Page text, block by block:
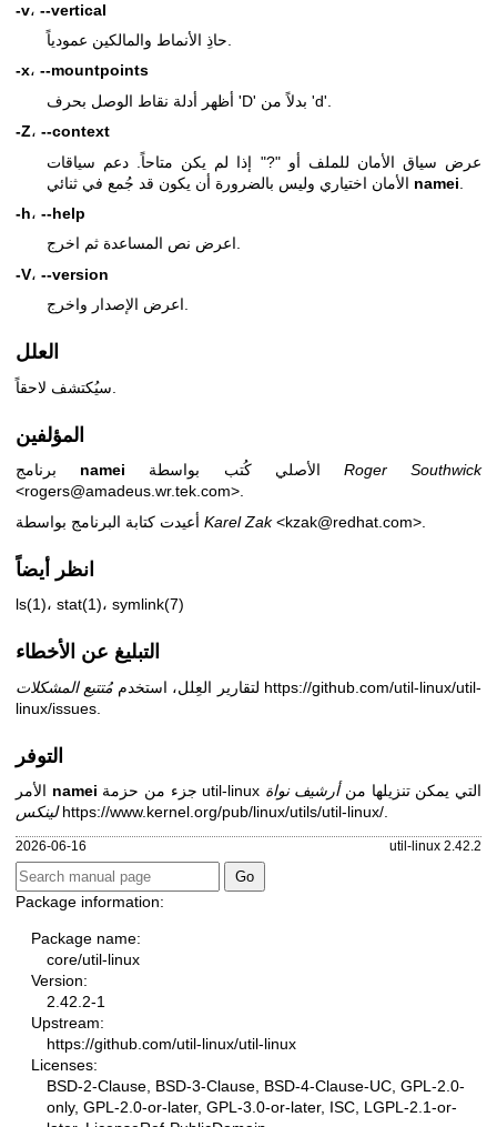
-v، --vertical
-x، --mountpoints
أظهر أدلة نقاط الوصل بحرف 'D' بدلاً من 'd'.
-Z، --context
عرض سياق الأمان للملف أو "?" إذا لم يكن متاحاً. دعم سياقات
namei
-h، --help
اعرض نص المساعدة ثم اخرج.
-V، --version
اعرض الإصدار واخرج.
العلل
المؤلفين
namei
Roger Southwick
<rogers@amadeus.wr.tek.com>.
Karel Zak<kzak@redhat.com>.
انظر أيضاً
ls(1)، stat(1)، symlink(7)
التبليغ عن الأخطاء
لتقارير العِلل، استخدممُتتبع المشكلات
https://github.com/util-linux/util-
linux/issues
التوفر
namei جزء من حزمة util-linux التي يمكن تنزيلها منأرشيف نواة
لينكس https://www.kernel.org/pub/linux/utils/util-linux/
2026-06-16 util-linux 2.42.2
Package information:
Package name:
core/util-linux
Version:
2.42.2-1
Upstream:
https://github.com/util-linux/util-linux
Licenses:
BSD-2-Clause, BSD-3-Clause, BSD-4-Clause-UC, GPL-2.0-
only, GPL-2.0-or-later, GPL-3.0-or-later, ISC, LGPL-2.1-or-